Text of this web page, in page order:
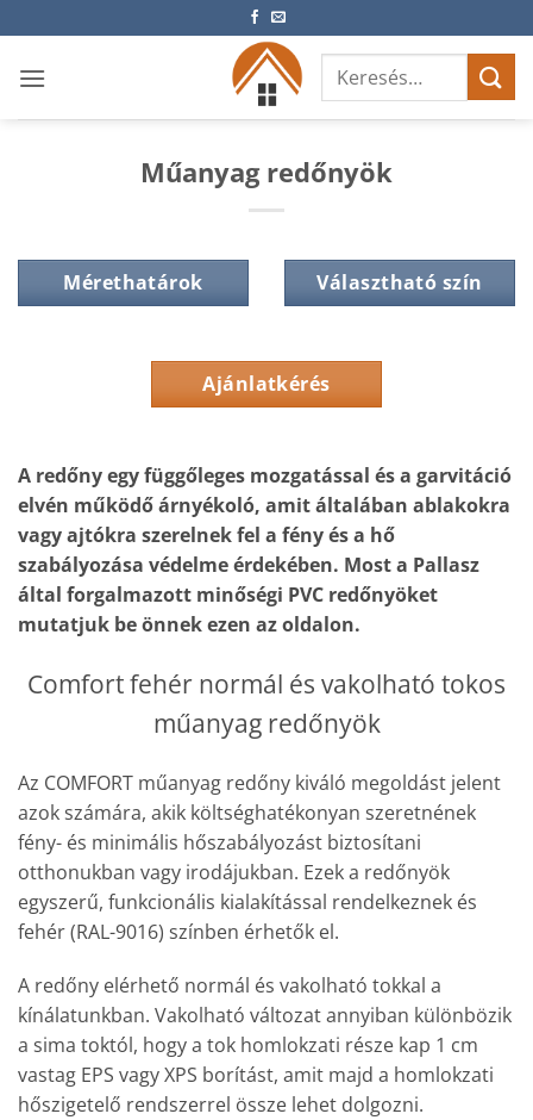
to
content
Keresés
következőre:
Műanyag redőnyök
Mérethatárok Választható szín
Ajánlatkérés
A redőny egy függőleges mozgatással és a garvitáció
elvén működő árnyékoló, amit általában ablakokra
vagy ajtókra szerelnek fel a fény és a hő
szabályozása védelme érdekében. Most a Pallasz
által forgalmazott minőségi PVC redőnyöket
mutatjuk be önnek ezen az oldalon.
Comfort fehér normál és vakolható tokos
műanyag redőnyök
Az COMFORT műanyag redőny kiváló megoldást jelent
azok számára, akik költséghatékonyan szeretnének
fény- és minimális hőszabályozást biztosítani
otthonukban vagy irodájukban. Ezek a redőnyök
egyszerű, funkcionális kialakítással rendelkeznek és
fehér (RAL-9016) színben érhetők el.
A redőny elérhető normál és vakolható tokkal a
kínálatunkban. Vakolható változat annyiban különbözik
a sima toktól, hogy a tok homlokzati része kap 1 cm
vastag EPS vagy XPS borítást, amit majd a homlokzati
hőszigetelő rendszerrel össze lehet dolgozni.